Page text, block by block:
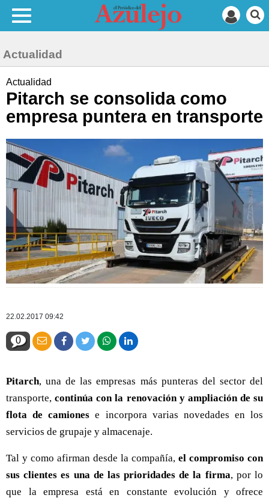
Actualidad
Actualidad
Pitarch se consolida como
empresa puntera en transporte
22.02.2017 09:42
0
Pitarch, una de las empresas más punteras del sector del
transporte,continúa con la renovación y ampliación de su
flota de camiones e incorpora varias novedades en los
servicios de grupaje y almacenaje.
Tal y como afirman desde la compañía, el compromiso con
sus clientes es una de las prioridades de la firma, por lo
que la empresa está en constante evolución y ofrece